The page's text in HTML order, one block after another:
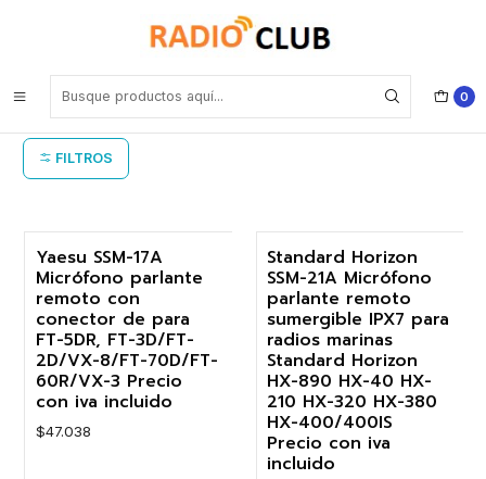
0
Micrófono parlante remoto Yaesu
Micrófono parlante remoto Yaesu
FILTROS
Yaesu SSM-17A
Micrófono parlante
remoto con
conector de para
FT-5DR, FT-3D/FT-
2D/VX-8/FT-70D/FT-
60R/VX-3 Precio
con iva incluido
$47.038
-17%
Standard Horizon
SSM-21A Micrófono
parlante remoto
sumergible IPX7 para
radios marinas
Standard Horizon
HX-890 HX-40 HX-
210 HX-320 HX-380
HX-400/400IS
Precio con iva
incluido